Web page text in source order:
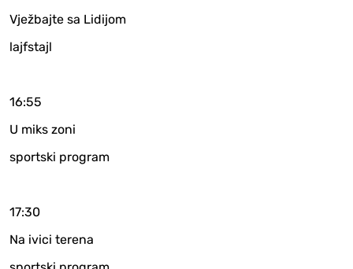
Vježbajte sa Lidijom
lajfstajl
16:55
U miks zoni
sportski program
17:30
Na ivici terena